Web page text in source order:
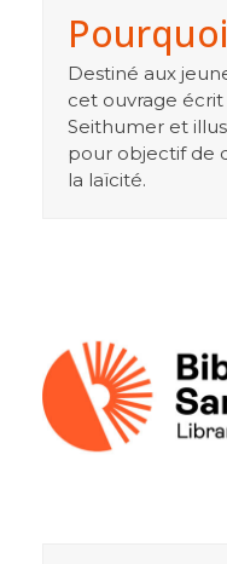
Destiné aux
cet ouvrage
Seithumer et
pour objectif de
la laïcité.